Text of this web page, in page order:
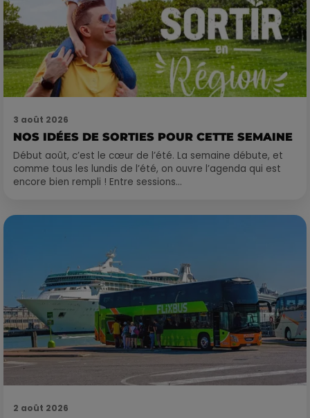
3 août 2026
NOS IDÉES DE SORTIES POUR CETTE SEMAINE
Début août, c’est le cœur de l’été. La semaine débute, et
comme tous les lundis de l’été, on ouvre l’agenda qui est
encore bien rempli ! Entre sessions...
2 août 2026